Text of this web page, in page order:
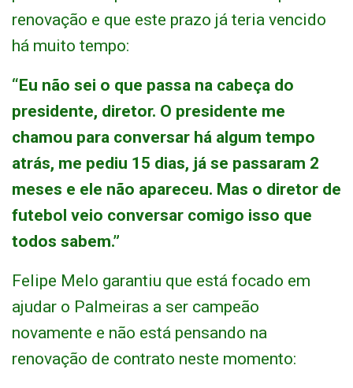
renovação e que este prazo já teria vencido
há muito tempo:
“Eu não sei o que passa na cabeça do
presidente, diretor. O presidente me
chamou para conversar há algum tempo
atrás, me pediu 15 dias, já se passaram 2
meses e ele não apareceu. Mas o diretor de
futebol veio conversar comigo isso que
todos sabem.”
Felipe Melo garantiu que está focado em
ajudar o Palmeiras a ser campeão
novamente e não está pensando na
renovação de contrato neste momento: